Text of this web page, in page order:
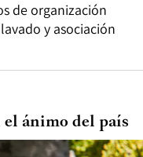
de organización
y asociación
ánimo del país